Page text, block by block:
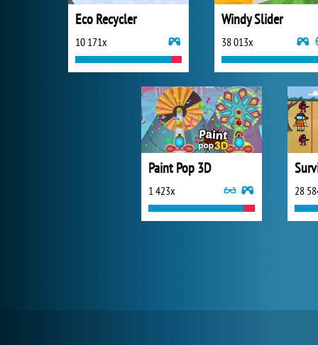
Eco Recycler
10 171x
Windy Slider
38 013x
Paint Pop 3D
1 423x 28